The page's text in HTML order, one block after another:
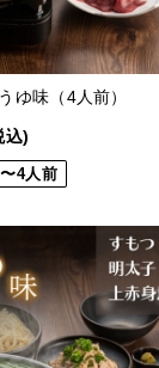
ゆ味（4人前）
込)
4人前